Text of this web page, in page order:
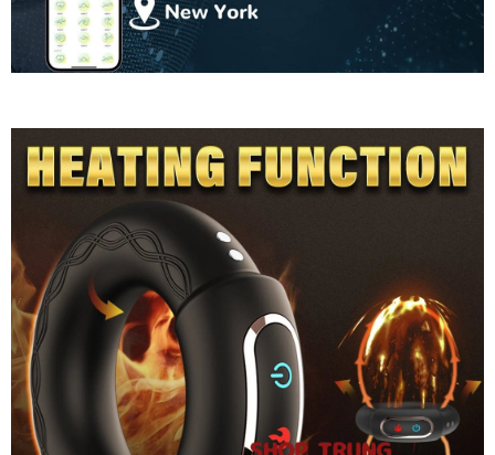
Đeo
Dương
Vật
Tinh
Cho
Nam